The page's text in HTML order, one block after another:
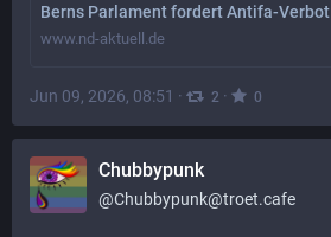
Berns Parlament fordert Antifa-Verbot
www.nd-aktuell.de
Jun 09, 2026, 08:51 · 2 · 0
Chubbypunk
@Chubbypunk@troet.cafe